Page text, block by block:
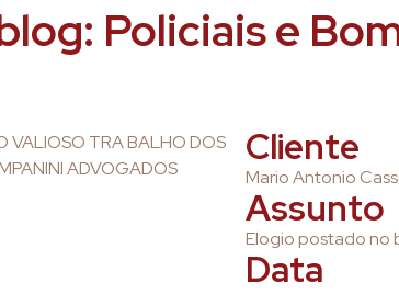
Policiais e
VALIOSO TRA BALHO DOS
ADVOGADOS
Cliente
Mario Antonio
Assunto
Elogio postado no
Data